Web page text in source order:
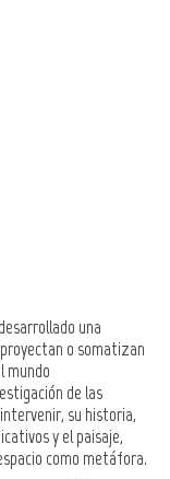
una
o somatizan
mundo
de las
su historia,
y el paisaje,
como metáfora.